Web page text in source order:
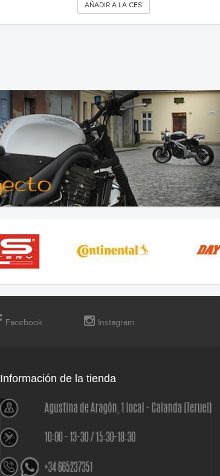
AÑADIR A LA CESTA
Facebook Instagram
Información de la tienda